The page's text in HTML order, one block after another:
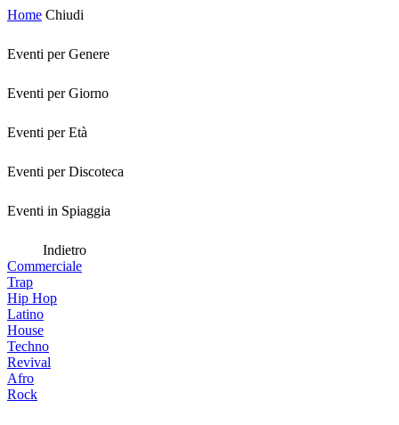
Home Chiudi
Eventi per Genere
Eventi per Giorno
Eventi per Età
Eventi per Discoteca
Eventi in Spiaggia
Indietro
Commerciale
Trap
Hip Hop
Latino
House
Techno
Revival
Afro
Rock